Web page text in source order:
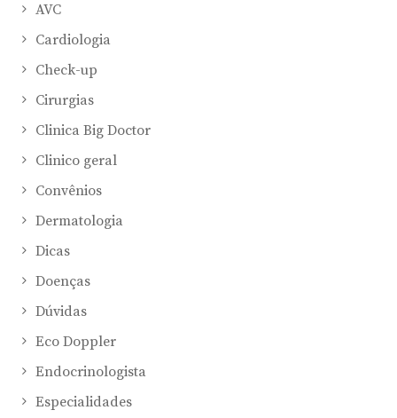
AVC
Cardiologia
Check-up
Cirurgias
Clinica Big Doctor
Clinico geral
Convênios
Dermatologia
Dicas
Doenças
Dúvidas
Eco Doppler
Endocrinologista
Especialidades